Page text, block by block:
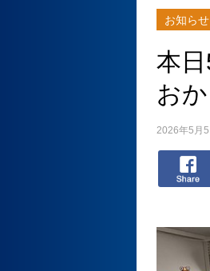
お知らせ
本
お
2026年5月5